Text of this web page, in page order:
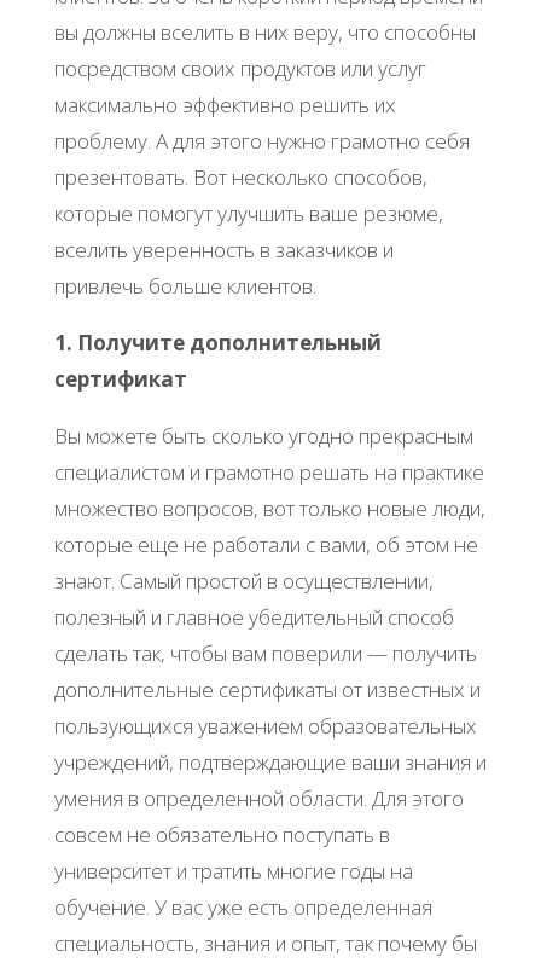
вы должны вселить в них веру, что способны
посредством своих продуктов или услуг
максимально эффективно решить их
проблему. А для этого нужно грамотно себя
презентовать. Вот несколько способов,
которые помогут улучшить ваше резюме,
вселить уверенность в заказчиков и
привлечь больше клиентов.
1. Получите дополнительный
сертификат
Вы можете быть сколько угодно прекрасным
специалистом и грамотно решать на практике
множество вопросов, вот только новые люди,
которые еще не работали с вами, об этом не
знают. Самый простой в осуществлении,
полезный и главное убедительный способ
сделать так, чтобы вам поверили — получить
дополнительные сертификаты от известных и
пользующихся уважением образовательных
учреждений, подтверждающие ваши знания и
умения в определенной области. Для этого
совсем не обязательно поступать в
университет и тратить многие годы на
обучение. У вас уже есть определенная
специальность, знания и опыт, так почему бы